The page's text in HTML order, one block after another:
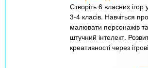
Створіть 6 власних
3-4 класів. Навчіться
малювати персонажів
штучний інтелект.
креативності через